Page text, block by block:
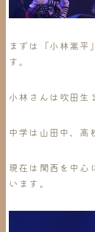
まずは『小林嵩平
す。
小林さんは吹田生
中学は山田中、高
現在は関西を中心
います。